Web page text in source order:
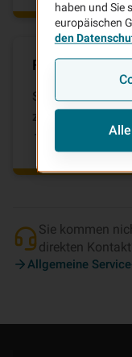
Fragen zu
Sie sind schon
zu Ihren
Sie kommen
direkten
Allgemeine
haben und Sie
europäischen
den